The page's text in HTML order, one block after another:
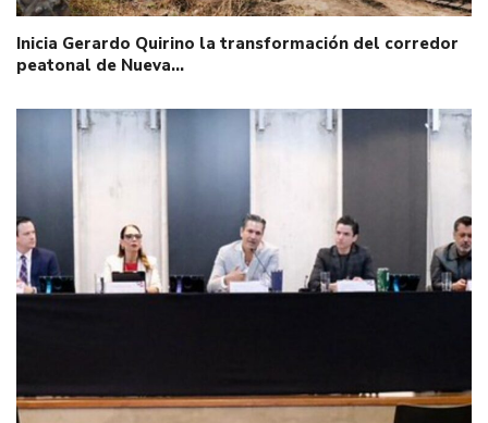
Inicia Gerardo Quirino la transformación del corredor
peatonal de Nueva…